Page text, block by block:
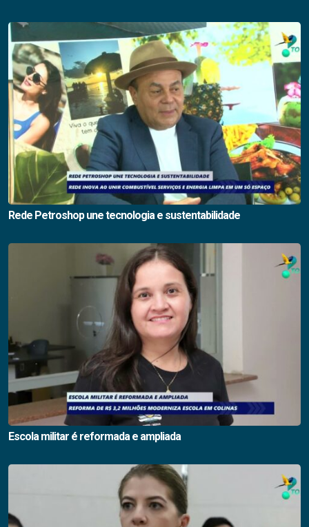
Rede Petroshop une tecnologia e sustentabilidade
Escola militar é reformada e ampliada